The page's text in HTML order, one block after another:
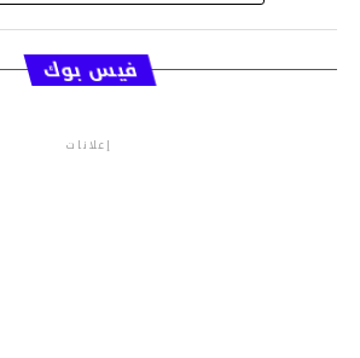
قسم الاخبار
فيس بوك
إعلانات